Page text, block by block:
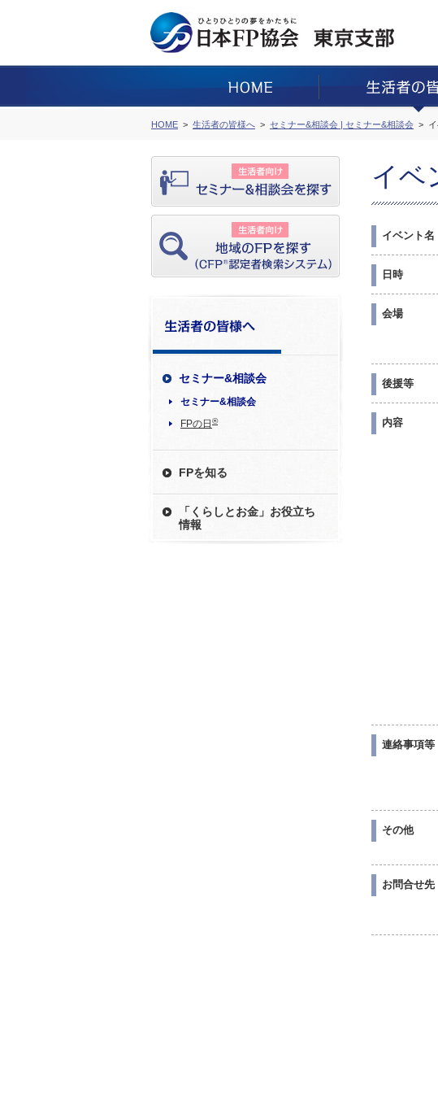
HOME 生活者の皆様へ セミナー&相談会 | セミナー&相談会
セミナー&相談会
セミナー&相談会
FPの日 ®
FPを知る
「くらしとお金」お役立ち
情報
イベ
イベント名
日時
会場
後援等
内容
連絡事項等
その他
お問合せ先